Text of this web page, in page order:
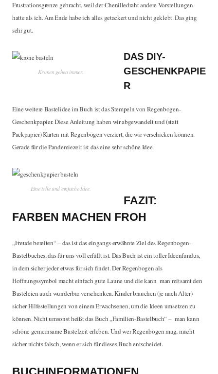
Frustrationsgrenze gebracht, weil der Chenilledraht andere Vorstellungen
hatte als ich. Am Ende habe ich alles getackert und nicht geklebt. Das ging
sehr gut.
Kronen gehen immer.
DAS DIY-
GESCHENKPAPIE
R
Eine weitere Bastelidee im Buch ist das Stempeln von Regenbogen-
Geschenkpapier. Diese Anleitung haben wir abgewandelt und (statt
Packpapier) Karten mit Regenbögen verziert, die wir verschicken können.
Gerade für die Pandemiezeit ist das eine sehr schöne Idee.
Eine tolle und einfache Idee.
FAZIT:
FARBEN MACHEN FROH
„Freude bereiten“ – das ist das eingangs erwähnte Ziel des Regenbogen-
Bastelbuches, das für uns voll erfüllt ist. Das Buch ist ein toller Ideenfundus,
in dem sicher jeder etwas für sich findet. Der Regenbogen als
Hoffnungssymbol macht einfach gute Laune und die kann man mitsamt den
Basteleien auch wunderbar verschenken. Kinder brauchen (je nach Alter)
sicher Hilfestellungen von einem Erwachsenen, um die Ideen umsetzen zu
können. Nicht umsonst heißt das Buch „Familien-Bastelbuch“ – man kann
schöne gemeinsame Bastelzeit erleben. Und wer Regenbögen mag, macht
sicher nichts falsch, wenn er sich für dieses Buch entscheidet.